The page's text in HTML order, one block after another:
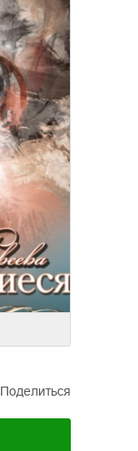
Поделиться